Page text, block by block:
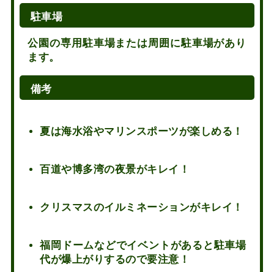
駐車場
公園の専用駐車場または周囲に駐車場があり
ます。
備考
夏は海水浴やマリンスポーツが楽しめる！
百道や博多湾の夜景がキレイ！
クリスマスのイルミネーションがキレイ！
福岡ドームなどでイベントがあると駐車場
代が爆上がりするので要注意！